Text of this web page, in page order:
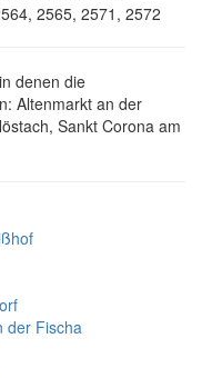
2565, 2571, 2572
denen die
Altenmarkt an der
Sankt Corona am
der Fischa